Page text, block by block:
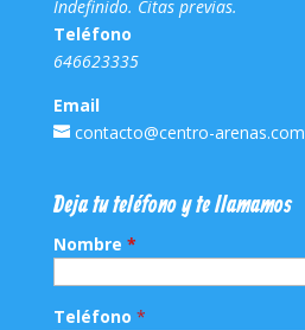
Indefinido. Citas previas.
Teléfono
646623335
Email
contacto@centro-arenas.com
Deja tu teléfono y te llamamos
Nombre *
Teléfono *